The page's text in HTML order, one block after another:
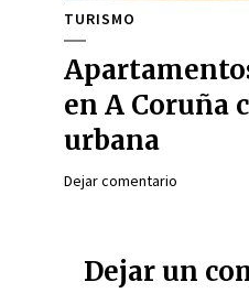
TURISMO
en A Coruña
urbana
Dejar comentario
Dejar un